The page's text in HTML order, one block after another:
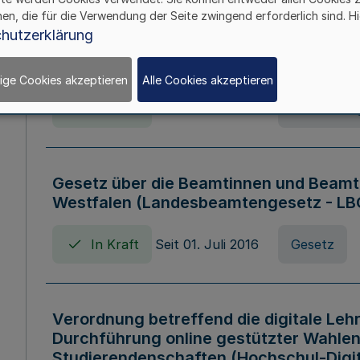
Verordnung über die
Nordrhein-Westfalen
Gesetz über die Beamtinnen und
Westfalen (Landesbeamtengesetz -
In Kraft Seit 01. Juli 2016 Gesetz
Verordnung betreffend die digitale
Durchführung online gestützter
die für die Verwendung der Seite zwingend erforderlich sind.
Cookies akzeptieren Alle Cookies akzeptieren